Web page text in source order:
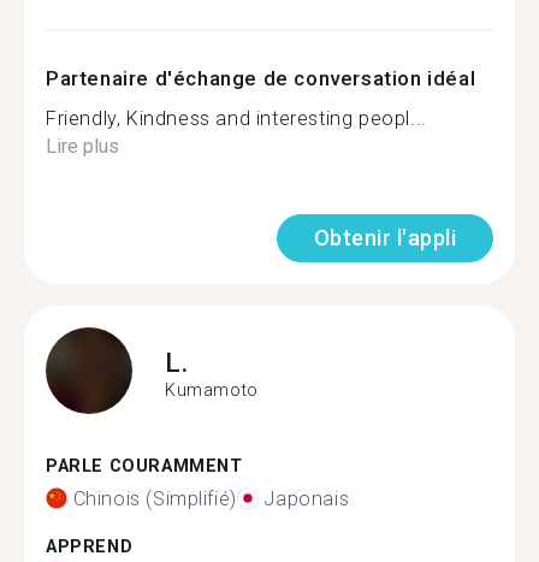
Partenaire d'échange de conversation idéal
Friendly, Kindness and interesting peopl...
Lire plus
Obtenir l'appli
L.
Kumamoto
PARLE COURAMMENT
Chinois (Simplifié) Japonais
APPREND